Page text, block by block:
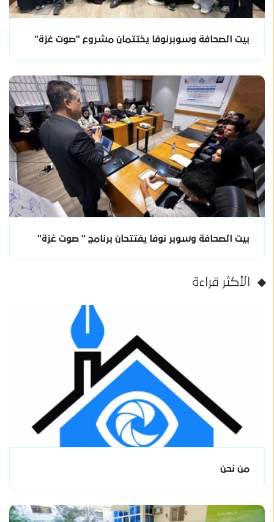
بيت الصحافة وسوبرنوفا يختتمان مشروع "صوت غزة"
بيت الصحافة وسوبر نوفا يفتتحان برنامج " صوت غزة"
الأكثر قراءة
من نحن